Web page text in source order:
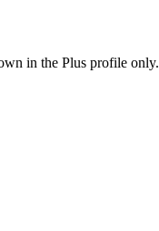
in the Plus profile only.